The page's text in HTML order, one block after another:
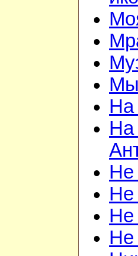
Мы
На
На
Не
Не
Не
Не